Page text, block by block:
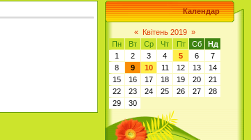
Календар
« Квітень 2019 »
Пн
Вт Ср Чт Пт Сб
Нд
1
2 3 4 5 6
7
8
9 10 11 12 13
14
15
16 17 18 19 20
21
22
23 24 25 26 27
28
29
30